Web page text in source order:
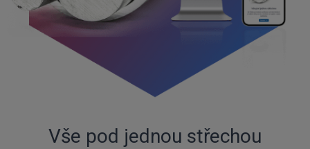
Vše pod jednou střechou